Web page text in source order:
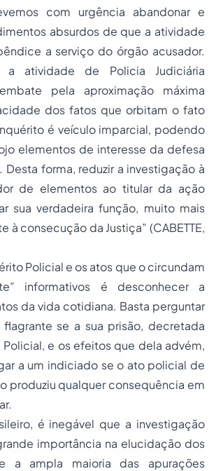
com urgência abandonar e
absurdos de que a atividade
a serviço do órgão acusador.
a atividade de Policia Judiciária
pela aproximação máxima
dos fatos que orbitam o fato
é veículo imparcial, podendo
elementos de interesse da defesa
Desta forma, reduzir a investigação à
de elementos ao titular da ação
sua verdadeira função, muito mais
à consecução da Justiça” (CABETTE,
Policial e os atos que o circundam
informativos é desconhecer a
da vida cotidiana. Basta perguntar
se a sua prisão, decretada
e os efeitos que dela advém,
a um indiciado se o ato policial de
produziu qualquer consequência em
é inegável que a investigação
importância na elucidação dos
a ampla maioria das apurações